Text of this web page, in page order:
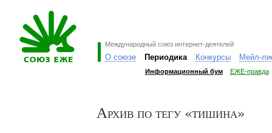
Международный союз интернет-деятелей
О союзе Периодика Конкурсы Мейл-
Информационный бум ЕЖЕ-правда
Архив по тегу «тишина»